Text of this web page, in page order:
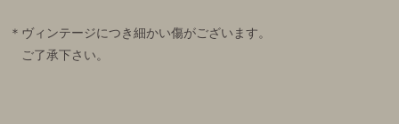
＊ヴィンテージにつき細かい傷がございます。
ご了承下さい。